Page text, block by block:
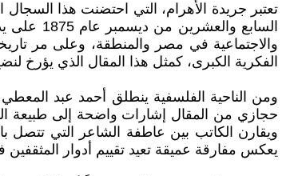
السابع
والاجتماعية في مصر والمنطقة، وعلى مر
الفكرية الكبرى، كمثل هذا المقال الذي يؤرخ
ومن الناحية الفلسفية ينطلق أحمد عبد
حجازي من المقال إشارات واضحة إلى طبيعة
ويقارن الكاتب بين عاطفة الشاعر التي تتصل
يعكس مفارقة عميقة تعيد تقييم أدوار المثقفين